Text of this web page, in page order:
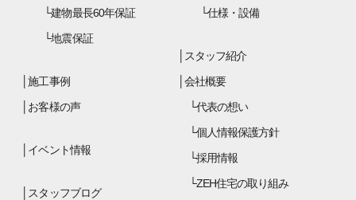
建物最長60年保証
地震保証
施工事例
お客様の声
イベント情報
スタッフブログ
仕様・設備
スタッフ紹介
会社概要
代表の想い
個人情報保護方針
採用情報
ZEH住宅の取り組み